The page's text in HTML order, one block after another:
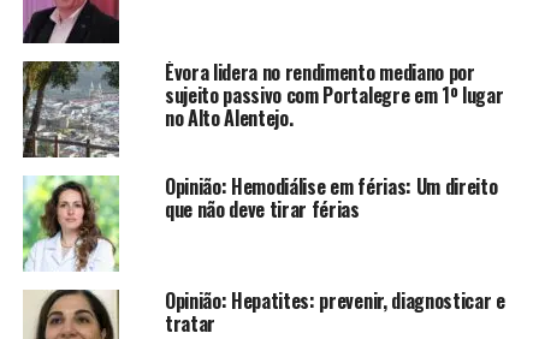
Évora lidera no rendimento mediano por
sujeito passivo com Portalegre em 1º lugar
no Alto Alentejo.
Opinião: Hemodiálise em férias: Um direito
que não deve tirar férias
Opinião: Hepatites: prevenir, diagnosticar e
tratar